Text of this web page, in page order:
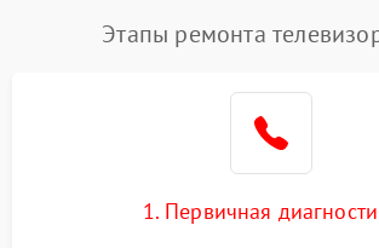
Этапы ремонта
1. Первичная